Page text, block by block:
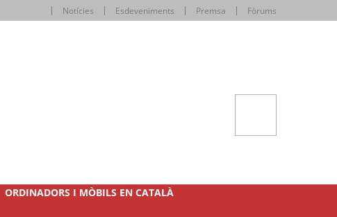
Notícies Esdeveniments Premsa Fòrums
ORDINADORS I MÒBILS EN CATALÀ